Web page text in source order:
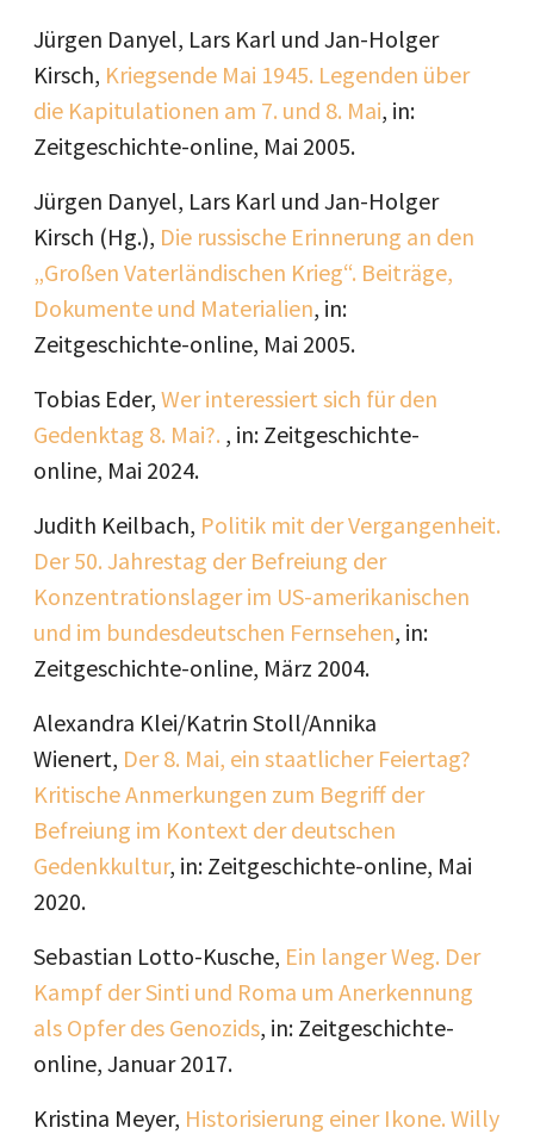
Jürgen Danyel, Lars Karl und Jan-Holger
Kirsch, Kriegsende Mai 1945. Legenden über
die Kapitulationen am 7. und 8. Mai, in:
Zeitgeschichte-online, Mai 2005.
Jürgen Danyel, Lars Karl und Jan-Holger
Kirsch (Hg.), Die russische Erinnerung an den
„Großen Vaterländischen Krieg“. Beiträge,
Dokumente und Materialien, in:
Zeitgeschichte-online, Mai 2005.
Tobias Eder, Wer interessiert sich für den
Gedenktag 8. Mai?. , in: Zeitgeschichte-
online, Mai 2024.
Judith Keilbach, Politik mit der Vergangenheit.
Der 50. Jahrestag der Befreiung der
Konzentrationslager im US-amerikanischen
und im bundesdeutschen Fernsehen, in:
Zeitgeschichte-online, März 2004.
Alexandra Klei/Katrin Stoll/Annika
Wienert, Der 8. Mai, ein staatlicher Feiertag?
Kritische Anmerkungen zum Begriff der
Befreiung im Kontext der deutschen
Gedenkkultur, in: Zeitgeschichte-online, Mai
2020.
Sebastian Lotto-Kusche, Ein langer Weg. Der
Kampf der Sinti und Roma um Anerkennung
als Opfer des Genozids, in: Zeitgeschichte-
online, Januar 2017.
Kristina Meyer, Historisierung einer Ikone. Willy